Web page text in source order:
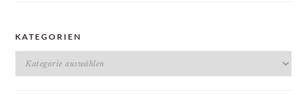
KATEGORIEN
Kategorien